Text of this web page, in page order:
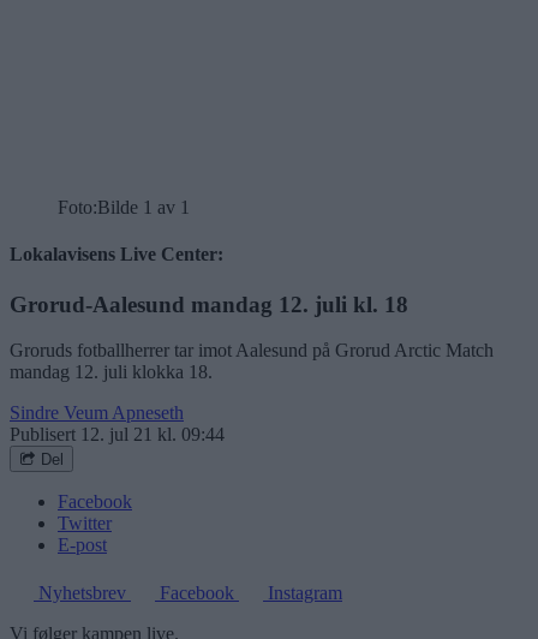
Foto:Bilde 1 av 1
Lokalavisens Live Center:
Grorud-Aalesund mandag 12. juli kl. 18
Groruds fotballherrer tar imot Aalesund på Grorud Arctic Match
mandag 12. juli klokka 18.
Sindre Veum Apneseth
Publisert 12. jul 21 kl. 09:44
Del
Facebook
Twitter
E-post
Nyhetsbrev Facebook
Instagram
Vi følger kampen live.